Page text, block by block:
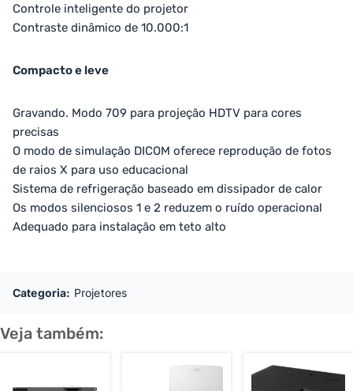
Controle inteligente do projetor
Contraste dinâmico de 10.000:1
Compacto e leve
Gravando. Modo 709 para projeção HDTV para cores
precisas
O modo de simulação DICOM oferece reprodução de fotos
de raios X para uso educacional
Sistema de refrigeração baseado em dissipador de calor
Os modos silenciosos 1 e 2 reduzem o ruído operacional
Adequado para instalação em teto alto
Categoria: Projetores
Veja também: